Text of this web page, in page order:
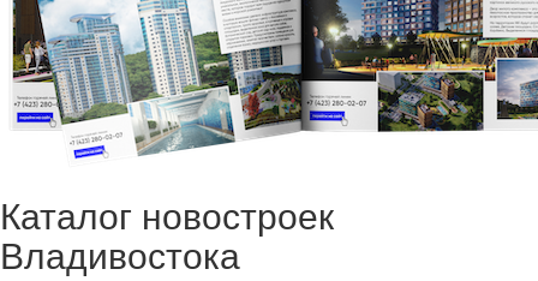
Каталог новостроек
Владивостока